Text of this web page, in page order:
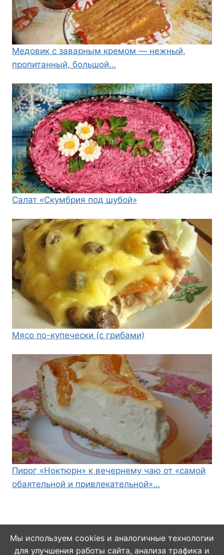
Медовик с заварным кремом — нежный,
пропитанный, большой…
Салат «Скумбрия под шубой»
Мясо по-купечески (с грибами)
Пирог «Ноктюрн» к вечернему чаю от «самой
обаятельной и привлекательной»…
© 2026 Кулинарушка - Вкусные Рецепты
Мы используем cookies и аналогичные технологии
для улучшения работы сайта, анализа трафика и